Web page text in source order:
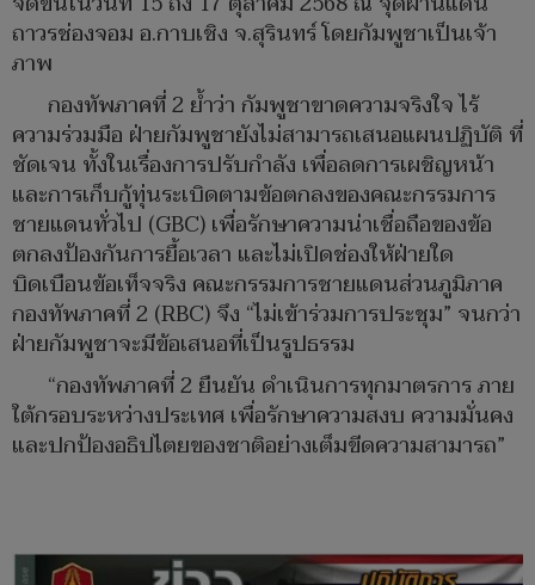
ถาวรช่องจอม อ.กาบเชิง จ.สุรินทร์ โดยกัมพูชาเป็นเจ้า
ภาพ
กองทัพภาคที่ 2 ย้ำว่า กัมพูชาขาดความจริงใจ ไร้
ความร่วมมือ ฝ่ายกัมพูชายังไม่สามารถเสนอแผนปฏิบัติ ที่
ชัดเจน ทั้งในเรื่องการปรับกำลัง เพื่อลดการเผชิญหน้า
และการเก็บกู้ทุ่นระเบิดตามข้อตกลงของคณะกรรมการ
ชายแดนทั่วไป (GBC) เพื่อรักษาความน่าเชื่อถือของข้อ
ตกลงป้องกันการยื้อเวลา และไม่เปิดช่องให้ฝ่ายใด
บิดเบือนข้อเท็จจริง คณะกรรมการชายแดนส่วนภูมิภาค
กองทัพภาคที่ 2 (RBC) จึง “ไม่เข้าร่วมการประชุม” จนกว่า
ฝ่ายกัมพูชาจะมีข้อเสนอที่เป็นรูปธรรม
“กองทัพภาคที่ 2 ยืนยัน ดำเนินการทุกมาตรการ ภาย
ใต้กรอบระหว่างประเทศ เพื่อรักษาความสงบ ความมั่นคง
และปกป้องอธิปไตยของชาติอย่างเต็มขีดความสามารถ”